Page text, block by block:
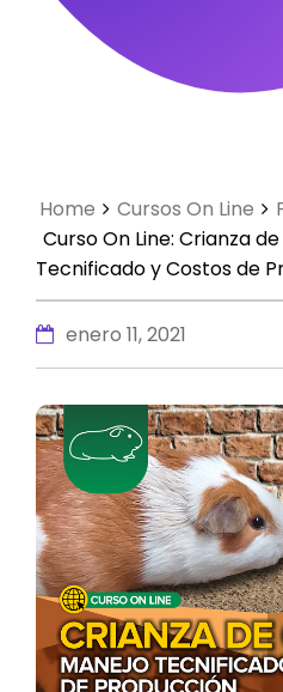
Home Cursos On Line
Curso On Line: Crianza
Tecnificado y Costos de
enero 11, 2021